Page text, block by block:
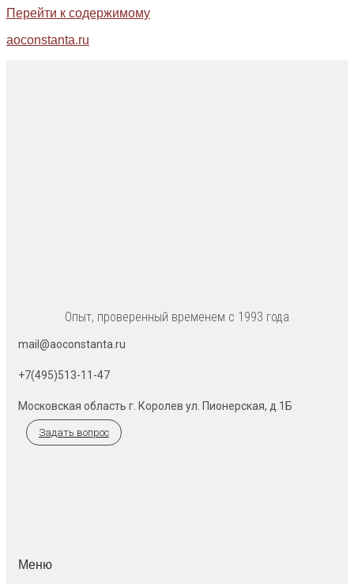
Перейти к содержимому
aoconstanta.ru
Опыт, проверенный временем с 1993 года
mail@aoconstanta.ru
+7(495)513-11-47
Московская область г. Королев ул. Пионерская, д.1Б
Задать вопрос
Меню